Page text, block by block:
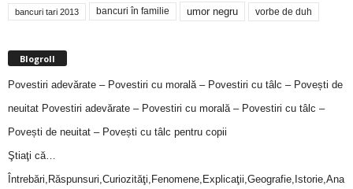
bancuri tari 2013 bancuri în familie umor negru vorbe de duh
Blogroll
Povestiri adevărate – Povestiri cu morală – Povestiri cu tâlc – Povești de
neuitat Povestiri adevărate – Povestiri cu morală – Povestiri cu tâlc –
Povești de neuitat – Povești cu tâlc pentru copii
Ştiaţi că…
Întrebări,Răspunsuri,Curiozităţi,Fenomene,Explicaţii,Geografie,Istorie,Ana